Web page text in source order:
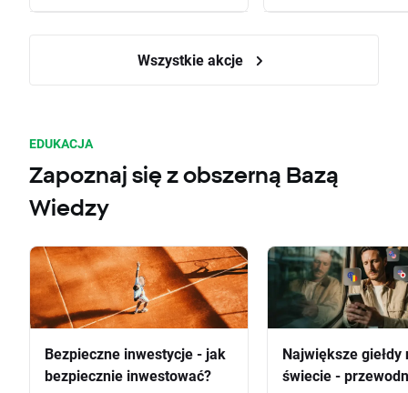
Wszystkie akcje
EDUKACJA
Zapoznaj się z obszerną Bazą
Wiedzy
Bezpieczne inwestycje - jak
bezpiecznie inwestować?
Największe giełdy
świecie -